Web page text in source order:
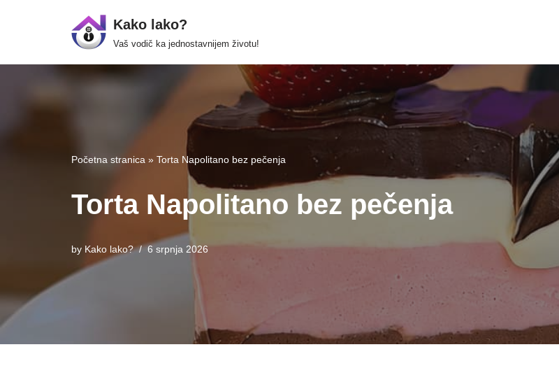
Kako lako?
Vaš vodič ka jednostavnijem životu!
Početna stranica » Torta Napolitano bez pečenja
Torta Napolitano bez pečenja
by Kako lako? 6 srpnja 2026